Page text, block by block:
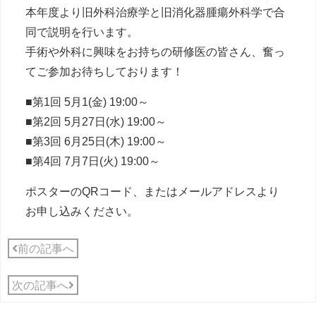
本年度より旧外科治療学と旧消化器腫瘍外科学で合
同で説明を行います。
手術や外科に興味をお持ちの研修医の皆さん、奮っ
てご参加お待ちしております！
■第1回 5月1(金) 19:00～
■第2回 5月27日(水) 19:00～
■第3回 6月25日(木) 19:00～
■第4回 7月7日(火) 19:00～
ポスターのQRコード、またはメールアドレスより
お申し込みください。
前の記事へ
次の記事へ